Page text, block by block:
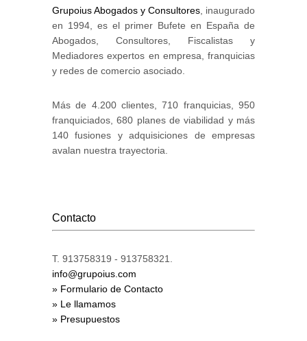
Grupoius Abogados y Consultores , inaugurado
en 1994, es el primer Bufete en España de
Abogados, Consultores, Fiscalistas y
Mediadores expertos en empresa, franquicias
y redes de comercio asociado.
Más de 4.200 clientes, 710 franquicias, 950
franquiciados, 680 planes de viabilidad y más
140 fusiones y adquisiciones de empresas
avalan nuestra trayectoria.
Contacto
T. 913758319 - 913758321.
info@grupoius.com
» Formulario de Contacto
» Le llamamos
» Presupuestos